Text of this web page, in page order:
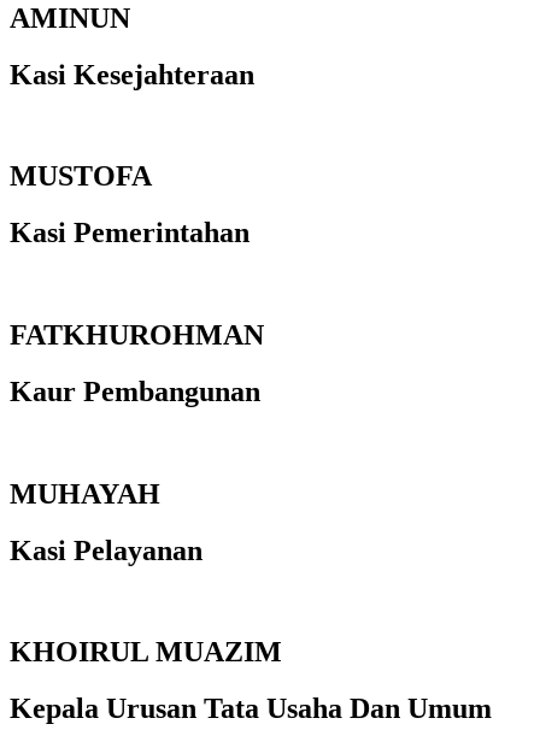
AMINUN
Kasi Kesejahteraan
MUSTOFA
Kasi Pemerintahan
FATKHUROHMAN
Kaur Pembangunan
MUHAYAH
Kasi Pelayanan
KHOIRUL MUAZIM
Kepala Urusan Tata Usaha Dan Umum